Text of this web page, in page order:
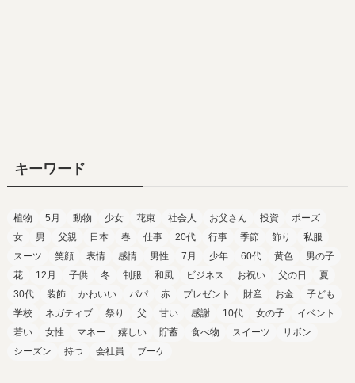
キーワード
植物 5月 動物 少女 花束 社会人 お父さん 投資
ポーズ
女
男 父親 日本 春 仕事 20代 行事 季節 飾り
私服
スーツ
笑顔 表情 感情 男性 7月 少年 60代 黄色
男の子
花
12月 子供 冬 制服 和風 ビジネス お祝い 父の日
夏
30代
装飾 かわいい パパ 赤 プレゼント 財産 お金
子ども
学校
ネガティブ 祭り 父 甘い 感謝 10代 女の子
イベント
若い
女性 マネー 嬉しい 貯蓄 食べ物 スイーツ
リボン
シーズン
持つ 会社員 ブーケ